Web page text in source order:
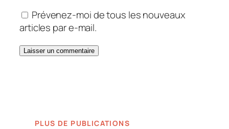
Prévenez-moi de tous les nouveaux
articles par e-mail.
PLUS DE PUBLICATIONS